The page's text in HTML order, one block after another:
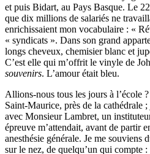
et puis Bidart, au Pays Basque. Le
que dix millions de salariés ne
enrichissaient mon vocabulaire : «
« syndicats ». Dans son grand
longs cheveux, chemisier blanc et
C’est elle qui m’offrit le vinyle de
souvenirs. L’amour était bleu.
Allions-nous tous les jours à l’école
Saint-Maurice, près de la cathédrale
avec Monsieur Lambret, un
épreuve m’attendait, avant de partir
anesthésie générale. Je me souviens
sur le nez, de quelqu’un qui